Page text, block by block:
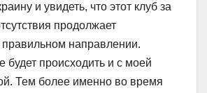
и увидеть, что этот клуб за
продолжает
правильном направлении.
будет происходить и с моей
Тем более именно во время